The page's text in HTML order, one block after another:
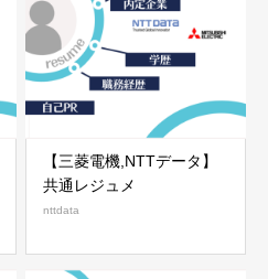
【三菱電機,NTTデータ】
共通レジュメ
nttdata